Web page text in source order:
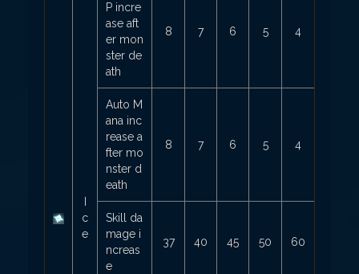
c
e
P incre
ase aft
er mon
ster de
ath
8 7 6 5 4
Auto M
ana inc
rease a
fter mo
nster d
eath
8 7 6 5 4
Skill da
mage i
ncreas
e
37 40 45 50 60